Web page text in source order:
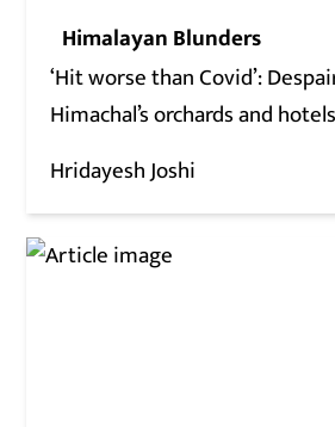
Himalayan Blunders
‘Hit worse than Covid’:
Himachal’s orchards and
Hridayesh Joshi